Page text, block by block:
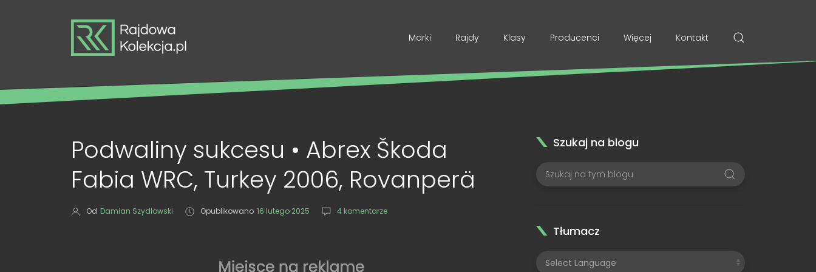
Marki Rajdy Klasy Producenci Więcej Kontakt
Podwaliny sukcesu • Abrex Škoda
Fabia WRC, Turkey 2006, Rovanperä
Od Damian Szydłowski Opublikowano 16 lutego 2025 4 komentarze
Szukaj na blogu
Tłumacz